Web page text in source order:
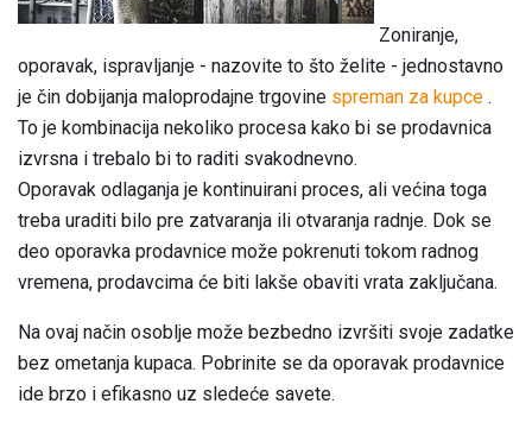
Zoniranje,
oporavak, ispravljanje - nazovite to što želite - jednostavno
je čin dobijanja maloprodajne trgovine spreman za kupce .
To je kombinacija nekoliko procesa kako bi se prodavnica
izvrsna i trebalo bi to raditi svakodnevno.
Oporavak odlaganja je kontinuirani proces, ali većina toga
treba uraditi bilo pre zatvaranja ili otvaranja radnje. Dok se
deo oporavka prodavnice može pokrenuti tokom radnog
vremena, prodavcima će biti lakše obaviti vrata zaključana.
Na ovaj način osoblje može bezbedno izvršiti svoje zadatke
bez ometanja kupaca. Pobrinite se da oporavak prodavnice
ide brzo i efikasno uz sledeće savete.